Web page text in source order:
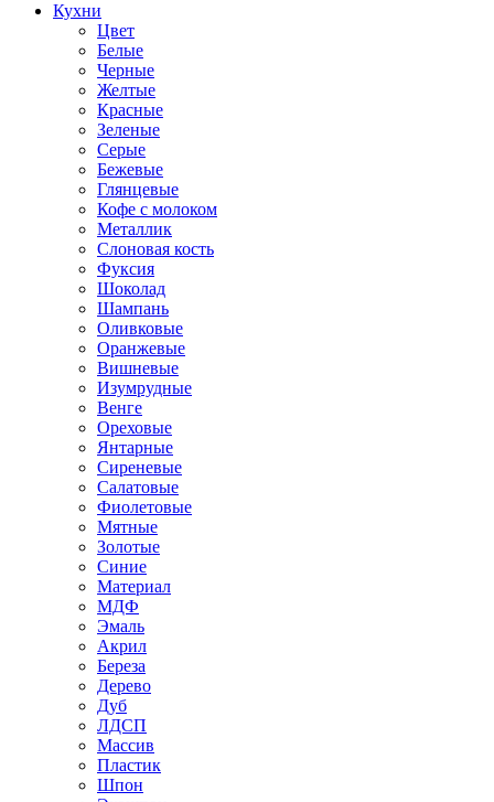
Кухни
Цвет
Белые
Черные
Желтые
Красные
Зеленые
Серые
Бежевые
Глянцевые
Кофе с молоком
Металлик
Слоновая кость
Фуксия
Шоколад
Шампань
Оливковые
Оранжевые
Вишневые
Изумрудные
Венге
Ореховые
Янтарные
Сиреневые
Салатовые
Фиолетовые
Мятные
Золотые
Синие
Материал
МДФ
Эмаль
Акрил
Береза
Дерево
Дуб
ЛДСП
Массив
Пластик
Шпон